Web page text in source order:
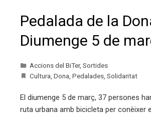
Pedalada de la
Diumenge 5 de
Accions del BiTer, Sortides
Cultura Dona Pedalades Solidaritat
El diumenge 5 de març, 37 persones
ruta urbana amb bicicleta per conèixer